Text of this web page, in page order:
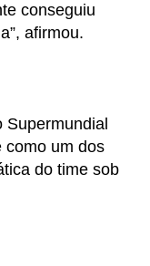
conseguiu
afirmou.
como um dos
do time sob